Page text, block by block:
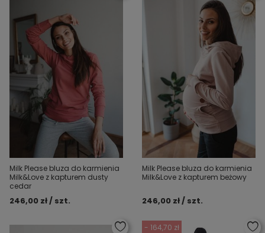
Milk Please bluza do karmienia
Milk&Love z kapturem dusty
cedar
246,00 zł / szt.
Milk Please bluza do karmienia
Milk&Love z kapturem beżowy
246,00 zł / szt.
- 164,70 zł